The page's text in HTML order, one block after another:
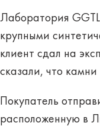
Лаборатория
крупными
клиент сдал на
сказали, что
Покупатель
расположенную в